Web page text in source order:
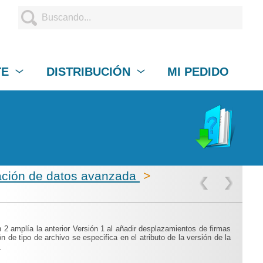
DISTRIBUCIÓN MI PEDIDO
de datos avanzada >
amplía la anterior Versión 1 al añadir desplazamientos de firmas
de tipo de archivo se especifica en el atributo de la versión de la